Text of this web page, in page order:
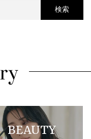
検索
BEAUTY